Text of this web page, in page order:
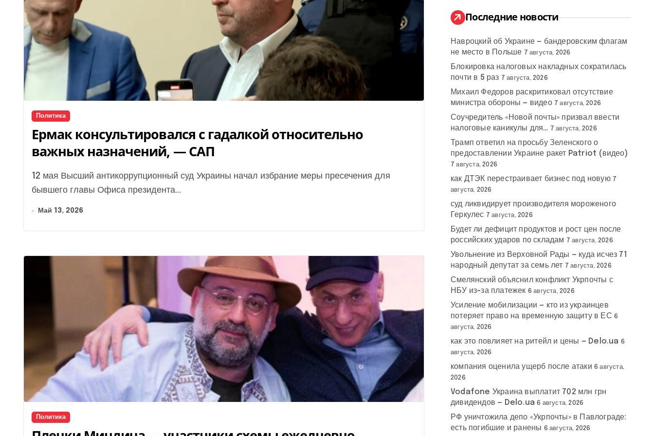
Политика
Ермак консультировался с гадалкой относительно
важных назначений, — САП
12 мая Высший антикоррупционный суд Украины начал избрание меры пресечения для
бывшего главы Офиса президента...
Май 13, 2026
Политика
:
Последние новости
Навроцкий об Украине — бандеровским флагам
не место в Польше 7 августа, 2026
Блокировка налоговых накладных сократилась
почти в 5 раз 7 августа, 2026
Михаил Федоров раскритиковал отсутствие
министра обороны — видео 7 августа, 2026
Соучредитель «Новой почты» призвал ввести
налоговые каникулы для… 7 августа, 2026
Трамп ответил на просьбу Зеленского о
предоставлении Украине ракет Patriot (видео)
7 августа, 2026
как ДТЭК перестраивает бизнес под новую 7
августа, 2026
суд ликвидирует производителя мороженого
Геркулес 7 августа, 2026
Будет ли дефицит продуктов и рост цен после
российских ударов по складам 7 августа, 2026
Увольнение из Верховной Рады — куда исчез 71
народный депутат за семь лет 7 августа, 2026
Смелянский объяснил конфликт Укрпочты с
НБУ из-за платежек 6 августа, 2026
Усиление мобилизации — кто из украинцев
потеряет право на временную защиту в ЕС 6
августа, 2026
как это повлияет на ритейл и цены — Delo.ua 6
августа, 2026
компания оценила ущерб после атаки 6 августа,
2026
Vodafone Украина выплатит 702 млн грн
дивидендов — Delo.ua 6 августа, 2026
РФ уничтожила депо «Укрпочты» в Павлограде:
есть погибшие и ранены 6 августа, 2026